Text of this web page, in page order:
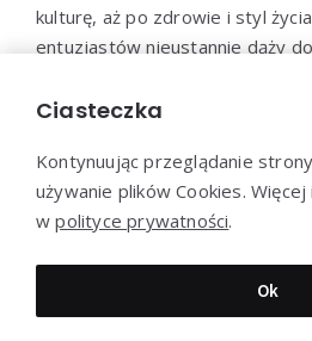
kulturę, aż po zdrowie i styl
entuzjastów nieustannie dąży
poszerzyć horyzonty i
Dziękujemy za wizytę - Praktyczna-
Ciasteczka
Kontynuując przeglądanie
używanie plików Cookies.
wpolityce prywatności.
Ok